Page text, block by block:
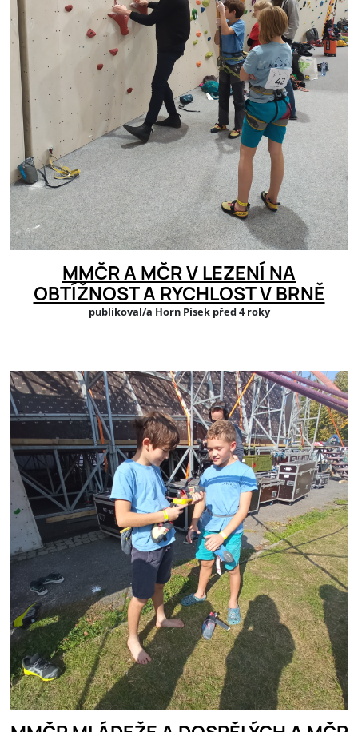
MMČR A MČR V LEZENÍ NA
OBTÍŽNOST A RYCHLOST V BRNĚ
publikoval/a Horn Písek před 4 roky